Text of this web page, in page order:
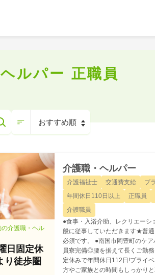
ルパー 正職員
介護職・ヘル
日固定休
り徒歩圏
介護職・ヘルパー
介護福祉士 交通費支給 ブ
年間休日110日以上
正職員
介護職員
●食事・入浴介助、レクリエーシ
般に従事していただきます★普
必須です。 ●南国市岡豊町のケ
員寮完備◎腰を据えて長くご勤
定休みで年間休日112日!プライ
方やご家族との時間もしっかり